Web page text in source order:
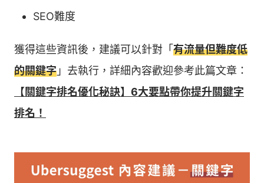
SEO難度
獲得這些資訊後，建議可以針對「 有流量但難度低
的關鍵字 」去執行，詳細內容歡迎參考此篇文章：
【關鍵字排名優化秘訣】6大要點帶你提升關鍵字
排名！